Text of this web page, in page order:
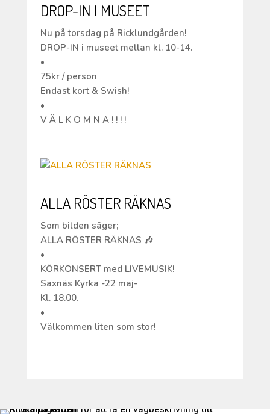
DROP-IN I MUSEET
Nu på torsdag på Ricklundgården!
DROP-IN i museet mellan kl. 10-14.
•
75kr / person
Endast kort & Swish!
•
V Ä L K O M N A ! ! ! !
ALLA RÖSTER RÄKNAS
Som bilden säger;
ALLA RÖSTER RÄKNAS 🎶
•
KÖRKONSERT med LIVEMUSIK!
Saxnäs Kyrka -22 maj-
Kl. 18.00.
•
Välkommen liten som stor!